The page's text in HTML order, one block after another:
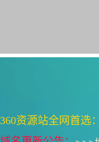
360资源站全网首选